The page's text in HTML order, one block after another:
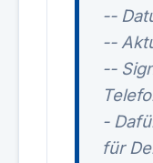
--
--
--
-
für